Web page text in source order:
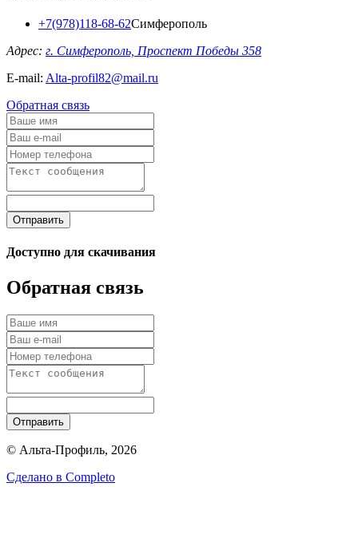
+7(978)118-68-62Симферополь
Адрес: г. Симферополь, Проспект Победы 358
E-mail: Alta-profil82@mail.ru
Обратная связь
Отправить
Доступно для скачивания
Обратная связь
Отправить
© Альта-Профиль, 2026
Сделано в Completo